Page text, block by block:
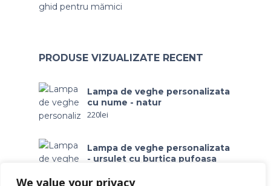
We value your privacy
ghid pentru mămici
PRODUSE VIZUALIZATE RECENT
Lampa de veghe personalizata
cu nume - natur
220lei
Lampa de veghe personalizata
- ursulet cu burtica pufoasa